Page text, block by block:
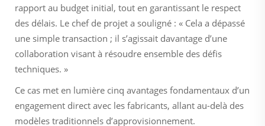
rapport au budget initial, tout en garantissant le respect
des délais. Le chef de projet a souligné : « Cela a dépassé
une simple transaction ; il s’agissait davantage d’une
collaboration visant à résoudre ensemble des défis
techniques. »
Ce cas met en lumière cinq avantages fondamentaux d’un
engagement direct avec les fabricants, allant au-delà des
modèles traditionnels d’approvisionnement.